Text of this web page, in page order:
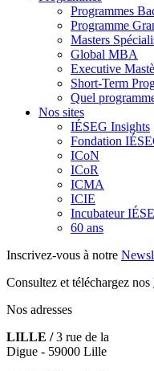
Programmes
Programme
Masters
Global MBA
Executive
Short-Term
Quel
Nos sites
IÉSEG Insights
Fondation
ICoN
ICoR
ICMA
ICIE
Incubateur
60 ans
Inscrivez-vous à notre
Consultez et téléchargez nos
Nos adresses
LILLE /3 rue de la
Digue - 59000 Lille